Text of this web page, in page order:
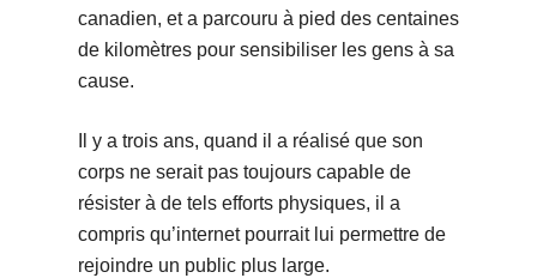
canadien, et a parcouru à pied des centaines
de kilomètres pour sensibiliser les gens à sa
cause.
Il y a trois ans, quand il a réalisé que son
corps ne serait pas toujours capable de
résister à de tels efforts physiques, il a
compris qu’internet pourrait lui permettre de
rejoindre un public plus large.